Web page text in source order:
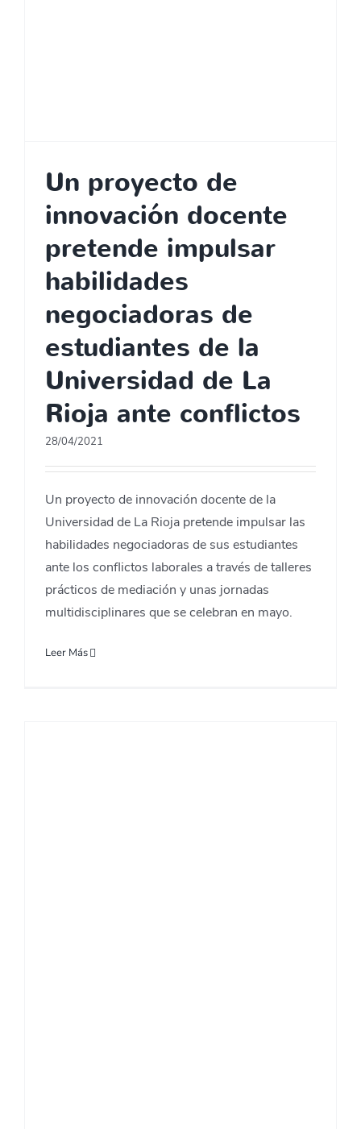
Un proyecto de
innovación docente
pretende impulsar
habilidades
negociadoras de
estudiantes de la
Universidad de La
Rioja ante conflictos
28/04/2021
Un proyecto de innovación docente de la
Universidad de La Rioja pretende impulsar las
habilidades negociadoras de sus estudiantes
ante los conflictos laborales a través de talleres
prácticos de mediación y unas jornadas
multidisciplinares que se celebran en mayo.
Leer Más